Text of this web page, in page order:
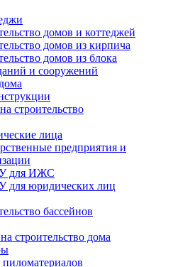
домов и коттеджей
домов из кирпича
домов из блока
и сооружений
строительство
лица
предприятия и
для ИЖС
юридических лиц
бассейнов
строительство дома
пиломатериалов